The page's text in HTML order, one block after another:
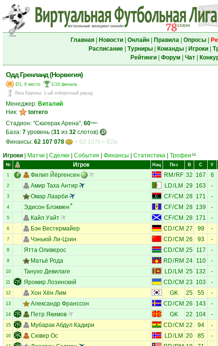
Главная| Новости| Онлайн| Правила| Опросы|
Расписание| Турниры| Команды| Игроки|
Рейтинги| Форум Чат|
Одд Гренланд (Норвегия)
D1, 6 место
1/16 финала
Лига Европы: 1-ый отборочный раунд
Менеджер: Виталий
Ник:
torrero
Стадион: "Скагерак Арена", 60тыс.
База: 7 уровень (31 из 32 слотов)
Финансы: 62 107 078
= 62 107к = 62м
Игроки
Матчи Сделки События Финансы Статистика Трофеи 14
№ Игрок Нац Поз В С У
1 Филип Йёргенсен RM / RF 32 167 6
2 Амир Таха Антир LD/ LM 29 163 -
3 Омар Лаарби CF/CM 28 171 -
4 Эдисон Блэкмен CF/CM 28 139 -
5 Кайл Уайт CF/CM 28 171 -
6 Бэн Вестермайер CD/CM 27 99 -
7 Чэньюй Ли-Цзин CD/CM 26 93 -
8 Ятта Оливерос CD/CM 25 117 -
9 Матьё Рода RD/ RM 24 110 -
10 Танухо Девилаге LD/ LM 25 132 -
11 Яромир Лозинский CD/CM 23 103 -
12 Хон Хён Лим GK 25 55 -
13 Александр Франссон CD/CM 26 143 -
14 Петр Якимов GK 22 104 -
15 Мубарак Абдул Кадири CD/CM 22 94 -
16 Сювер Ос LD/ LM 20 85 -